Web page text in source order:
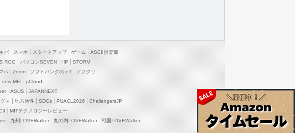
バ スマホ スタートアップ ゲーム
ASCII倶楽部
ROG パソコンSEVEN HP
STORM
ハ Zoom ソフトバンクのIoT
ソフクリ
new ME!
pCloud
ASUS
JAPANNEXT
＋ 地方活性 SDGs PUACL2026
ChallengersJP
MITテクノロジーレビュー
九州LOVEWalker 丸の内LOVEWalker 戦国LOVEWalker